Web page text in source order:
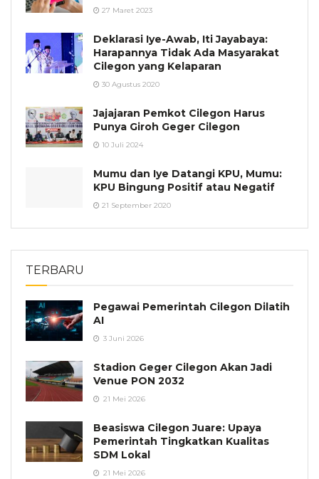
27 Maret 2023
Deklarasi Iye-Awab, Iti Jayabaya:
Harapannya Tidak Ada Masyarakat
Cilegon yang Kelaparan
30 Agustus 2020
Jajajaran Pemkot Cilegon Harus
Punya Giroh Geger Cilegon
10 Juli 2024
Mumu dan Iye Datangi KPU, Mumu:
KPU Bingung Positif atau Negatif
21 September 2020
TERBARU
Pegawai Pemerintah Cilegon Dilatih
AI
3 Juni 2026
Stadion Geger Cilegon Akan Jadi
Venue PON 2032
21 Mei 2026
Beasiswa Cilegon Juare: Upaya
Pemerintah Tingkatkan Kualitas
SDM Lokal
21 Mei 2026